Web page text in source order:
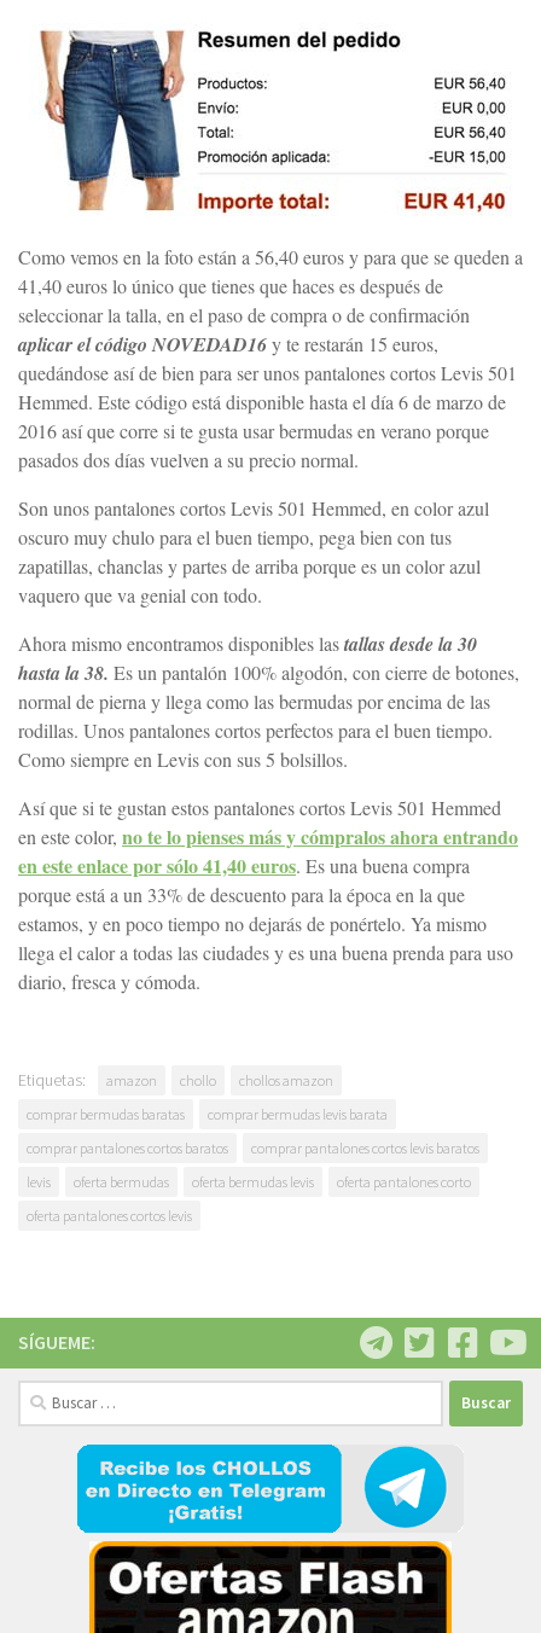
Como vemos en la foto están a 56,40 euros y para que se queden a
41,40 euros lo único que tienes que haces es después de
seleccionar la talla, en el paso de compra o de confirmación
aplicar el código NOVEDAD16y te restarán 15 euros,
quedándose así de bien para ser unos pantalones cortos Levis 501
Hemmed. Este código está disponible hasta el día 6 de marzo de
2016 así que corre si te gusta usar bermudas en verano porque
pasados dos días vuelven a su precio normal.
Son unos pantalones cortos Levis 501 Hemmed, en color azul
oscuro muy chulo para el buen tiempo, pega bien con tus
zapatillas, chanclas y partes de arriba porque es un color azul
vaquero que va genial con todo.
Ahora mismo encontramos disponibles lastallas desde la 30
hasta la 38. Es un pantalón 100% algodón, con cierre de botones,
normal de pierna y llega como las bermudas por encima de las
rodillas. Unos pantalones cortos perfectos para el buen tiempo.
Como siempre en Levis con sus 5 bolsillos.
Así que si te gustan estos pantalones cortos Levis 501 Hemmed
en este color, no te lo pienses más y cómpralos ahora entrando
en este enlace por sólo 41,40 euros. Es una buena compra
porque está a un 33% de descuento para la época en la que
estamos, y en poco tiempo no dejarás de ponértelo. Ya mismo
llega el calor a todas las ciudades y es una buena prenda para uso
diario, fresca y cómoda.
Etiquetas: amazon chollo
chollos amazon
comprar bermudas baratas
comprar bermudas levis barata
comprar pantalones cortos baratos
comprar pantalones cortos levis baratos
levis
oferta bermudas oferta bermudas levis
oferta pantalones corto
oferta pantalones cortos levis
SÍGUEME:
Buscar: